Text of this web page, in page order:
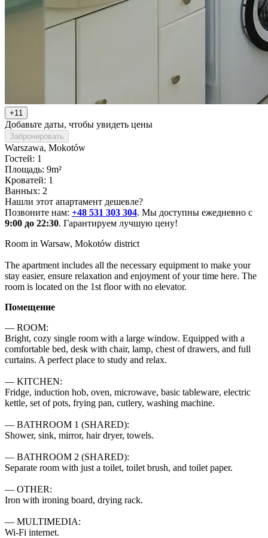
+11
Добавьте даты, чтобы увидеть цены
Забронировать
Warszawa, Mokotów
Гостей: 1
Площадь: 9m²
Кроватей: 1
Ванных: 2
Нашли этот апартамент дешевле?
Позвоните нам: +48 531 303 304. Мы доступны ежедневно с
9:00 до 22:30. Гарантируем лучшую цену!
Room in Warsaw, Mokotów district
The apartment includes all the necessary equipment to make your
stay easier, ensure relaxation and enjoyment of your time here. The
room is located on the 1st floor with no elevator.
Помещение
— ROOM:
Bright, cozy single room with a large window. Equipped with a
comfortable bed, desk with chair, lamp, chest of drawers, and full
curtains. A perfect place to study and relax.
— KITCHEN:
Fridge, induction hob, oven, microwave, basic tableware, electric
kettle, set of pots, frying pan, cutlery, washing machine.
— BATHROOM 1 (SHARED):
Shower, sink, mirror, hair dryer, towels.
— BATHROOM 2 (SHARED):
Separate room with just a toilet, toilet brush, and toilet paper.
— OTHER:
Iron with ironing board, drying rack.
— MULTIMEDIA:
Wi-Fi internet.